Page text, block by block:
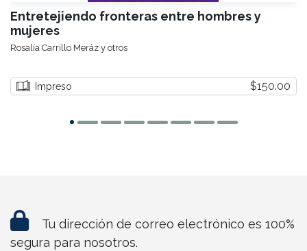
Entretejiendo fronteras entre hombres y
mujeres
Rosalía Carrillo Meráz y otros
Impreso $150.00
Tu dirección de correo electrónico es 100%
segura para nosotros.